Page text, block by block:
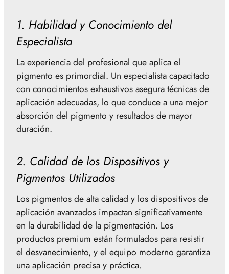
1. Habilidad y Conocimiento del
Especialista
La experiencia del profesional que aplica el
pigmento es primordial. Un especialista capacitado
con conocimientos exhaustivos asegura técnicas de
aplicación adecuadas, lo que conduce a una mejor
absorción del pigmento y resultados de mayor
duración.
2. Calidad de los Dispositivos y
Pigmentos Utilizados
Los pigmentos de alta calidad y los dispositivos de
aplicación avanzados impactan significativamente
en la durabilidad de la pigmentación. Los
productos premium están formulados para resistir
el desvanecimiento, y el equipo moderno garantiza
una aplicación precisa y práctica.